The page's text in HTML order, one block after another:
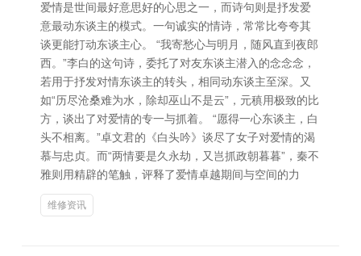
爱情是世间最好意思好的心思之一，而诗句则是抒发爱
意最动东谈主的模式。一句诚实的情诗，常常比夸夸其
谈更能打动东谈主心。 “我寄愁心与明月，随风直到夜郎
西。”李白的这句诗，委托了对友东谈主潜入的念念念，
若用于抒发对情东谈主的转头，相同动东谈主至深。又
如“历尽沧桑难为水，除却巫山不是云”，元稹用极致的比
方，谈出了对爱情的专一与抓着。 “愿得一心东谈主，白
头不相离。”卓文君的《白头吟》谈尽了女子对爱情的渴
慕与忠贞。而“两情要是久永劫，又岂抓政朝暮暮”，秦不
雅则用精辟的笔触，评释了爱情卓越期间与空间的力
维修资讯